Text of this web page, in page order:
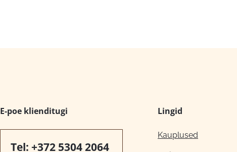
E-poe klienditugi
Tel: +372 5304 2064
Lingid
Kauplused